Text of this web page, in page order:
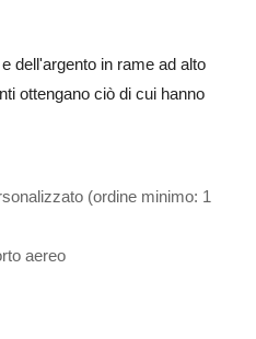
dell'argento in rame ad alto
ottengano ciò di cui hanno
(ordine minimo: 1
aereo